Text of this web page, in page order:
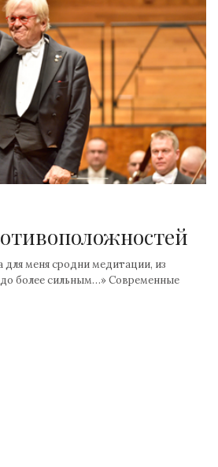
меня сродни медитации, из
более сильным…» Современные